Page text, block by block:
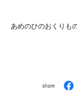
あめのひのおくりも
share